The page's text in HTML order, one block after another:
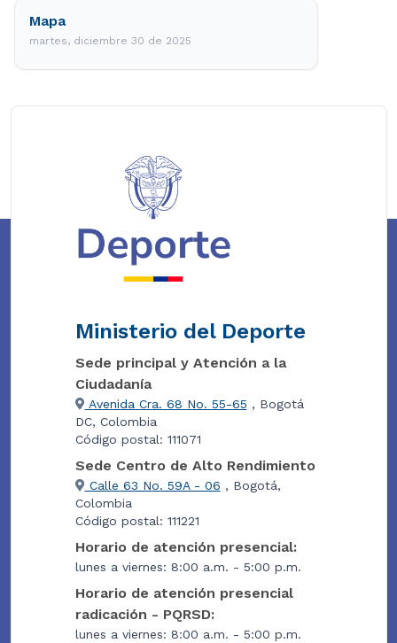
Mapa
martes, diciembre 30 de 2025
Ministerio del Deporte
Sede principal y Atención a la
Ciudadanía
Avenida Cra. 68 No. 55-65 , Bogotá
DC, Colombia
Código postal: 111071
Sede Centro de Alto Rendimiento
Calle 63 No. 59A - 06 , Bogotá,
Colombia
Código postal: 111221
Horario de atención presencial:
lunes a viernes: 8:00 a.m. - 5:00 p.m.
Horario de atención presencial
radicación - PQRSD:
lunes a viernes: 8:00 a.m. - 5:00 p.m.